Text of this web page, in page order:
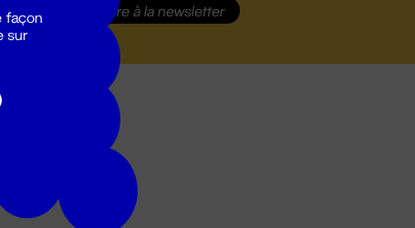
S'inscrire à la newsletter
façon
sur